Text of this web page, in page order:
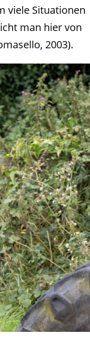
viele Situationen
man hier von
2003).